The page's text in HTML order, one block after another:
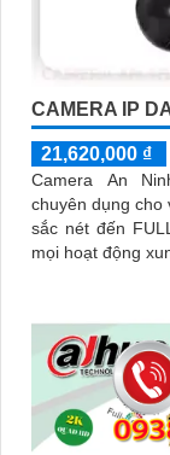
CAMERA IP
21,620,000 ₫
Camera An
chuyên dụng cho việc giám
sắc nét đến
mọi hoạt động